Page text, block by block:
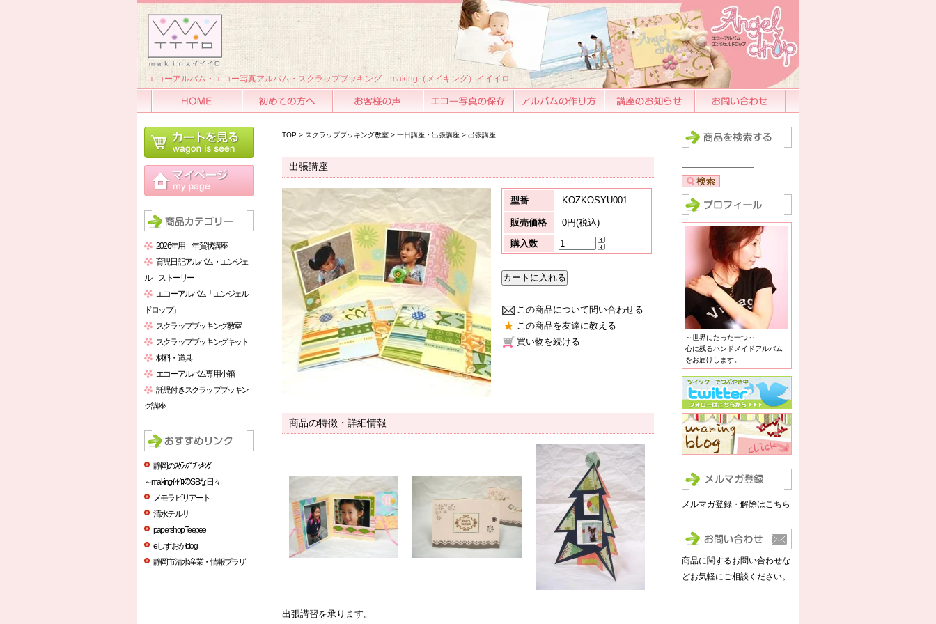
エコーアルバム・エコー写真アルバム・スクラップブッキング making（メイキング）イイイロ
2026年用 年賀状講座
育児日記アルバム・エンジェ
ル ストーリー
エコーアルバム「エンジェル
ドロップ」
スクラップブッキング教室
スクラップブッキングキット
材料・道具
エコーアルバム専用小箱
託児付きスクラップブッキン
グ講座
静岡のｽｸﾗｯﾌﾟﾌﾞｯｷﾝｸﾞ
～makingｲｲｲﾛのSBな日々
メモラビリアート
清水テルサ
paper shop Teepee
eしずおかblog
静岡市清水産業・情報プラザ
～世界にたった一つ～
心に残るハンドメイドアルバム
をお届けします。
メルマガ登録・解除はこちら
商品に関するお問い合わせな
どお気軽にご相談ください。
TOP > スクラップブッキング教室 > 一日講座・出張講座 > 出張講座
出張講座
型番 KOZKOSYU001
販売価格
0円(税込)
購入数
この商品について問い合わせる
この商品を友達に教える
買い物を続ける
商品の特徴・詳細情報
出張講習を承ります。